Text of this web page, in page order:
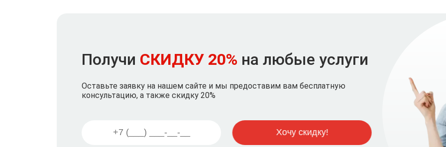
Получи СКИДКУ 20% на любые услуги
Оставьте заявку на нашем сайте и мы предоставим вам бесплатную
консультацию, а также скидку 20%